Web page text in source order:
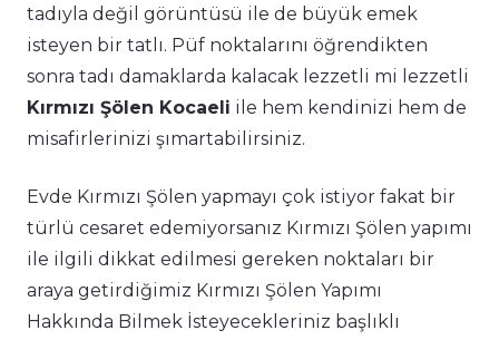
tadıyla değil görüntüsü ile de büyük emek
isteyen bir tatlı. Püf noktalarını öğrendikten
sonra tadı damaklarda kalacak lezzetli mi lezzetli
Kırmızı Şölen Kocaeli ile hem kendinizi hem de
misafirlerinizi şımartabilirsiniz.
Evde Kırmızı Şölen yapmayı çok istiyor fakat bir
türlü cesaret edemiyorsanız Kırmızı Şölen yapımı
ile ilgili dikkat edilmesi gereken noktaları bir
araya getirdiğimiz Kırmızı Şölen Yapımı
Hakkında Bilmek İsteyecekleriniz başlıklı